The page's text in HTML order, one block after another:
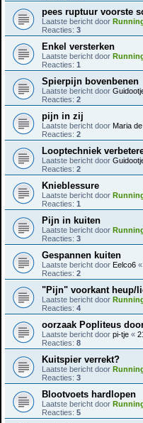
pees ruptuur voorste
Laatste bericht door
Reacties: 3
Enkel versterken
Laatste bericht door
Reacties: 1
Spierpijn bovenbenen
Laatste bericht door
Reacties: 2
pijn in zij
Laatste bericht door Maria
Reacties: 2
Looptechniek
Laatste bericht door
Reacties: 2
Knieblessure
Laatste bericht door
Reacties: 1
Pijn in kuiten
Laatste bericht door
Reacties: 3
Gespannen kuiten
Laatste bericht door Eelco6 «
Reacties: 2
"Pijn" voorkant heup/
Laatste bericht door
Reacties: 4
oorzaak Popliteus
Laatste bericht door pi-tje «
Reacties: 8
Kuitspier verrekt?
Laatste bericht door
Reacties: 3
Blootvoets hardlopen
Laatste bericht door
Reacties: 5